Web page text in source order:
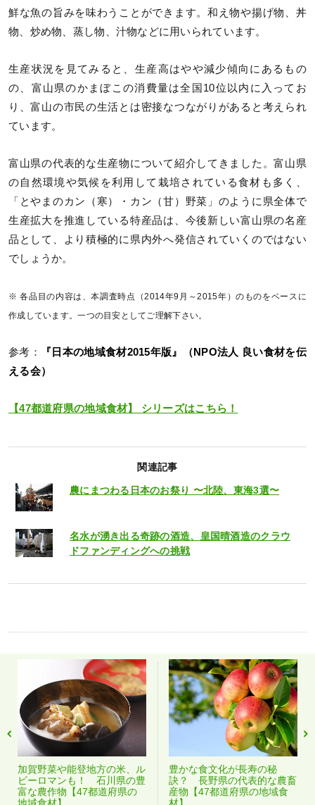
鮮な魚の旨みを味わうことができます。和え物や揚げ物、丼
物、炒め物、蒸し物、汁物などに用いられています。
生産状況を見てみると、生産高はやや減少傾向にあるもの
の、富山県のかまぼこの消費量は全国10位以内に入ってお
り、富山の市民の生活とは密接なつながりがあると考えられ
ています。
富山県の代表的な生産物について紹介してきました。富山県
の自然環境や気候を利用して栽培されている食材も多く、
「とやまのカン（寒）・カン（甘）野菜」のように県全体で
生産拡大を推進している特産品は、今後新しい富山県の名産
品として、より積極的に県内外へ発信されていくのではない
でしょうか。
※ 各品目の内容は、本調査時点（2014年9月～2015年）のものをベースに
作成しています。一つの目安としてご理解下さい。
参考：
『日本の地域食材2015年版』（NPO法人 良い食材を伝
える会）
【47都道府県の地域食材】 シリーズはこちら！
関連記事
農にまつわる日本のお祭り 〜北陸、東海3選〜
名水が湧き出る奇跡の酒造、皇国晴酒造のクラウ
ドファンディングへの挑戦
加賀野菜や能登地方の米、ル
ビーロマンも！ 石川県の豊
富な農作物【47都道府県の
地域食材】
豊かな食文化が長寿の秘
訣？ 長野県の代表的な農畜
産物【47都道府県の地域食
材】